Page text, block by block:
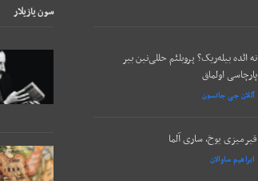
نه ائده بیله‌ریک؟ پروبلئم حللی‌نین بیر
پارچاسی اولماق
آللان جی جانسون
قیرمیزی یوخ، ساری آلما
ابراهیم ساوالان
سون يازيلار